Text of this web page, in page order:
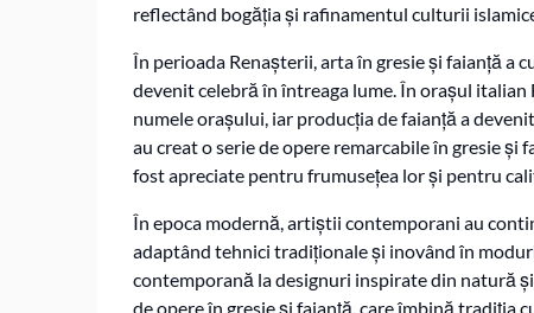
reflectând bogăția și rafinamentul culturii
În perioada Renașterii, arta în gresie și faianță a
devenit celebră în întreaga lume. În orașul italian
numele orașului, iar producția de faianță a
au creat o serie de opere remarcabile în gresie și
fost apreciate pentru frumusețea lor și pentru
În epoca modernă, artiștii contemporani au
adaptând tehnici tradiționale și inovând în
contemporană la designuri inspirate din natură
de opere în gresie și faianță, care îmbină tradiția